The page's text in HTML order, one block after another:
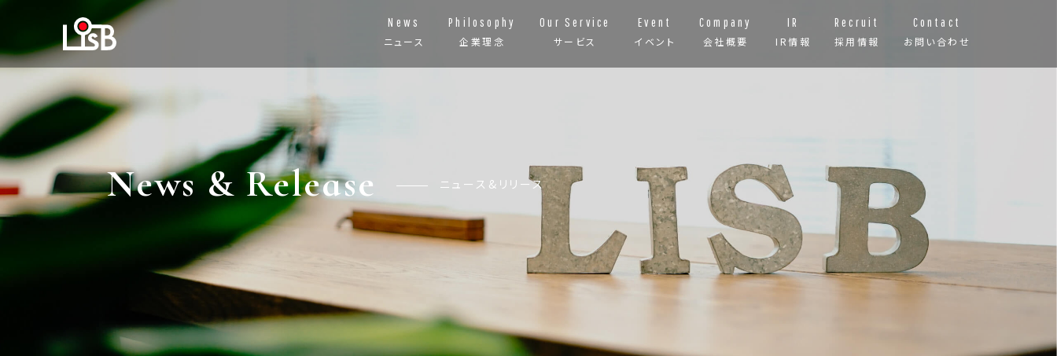
News
ニュース
Philosophy
企業理念
Our Service
サービス
Event
イベント
Company
会社概要
IR
IR情報
Recruit
採用情報
Contact
お問い合わせ
News & Release ニュース&リリース